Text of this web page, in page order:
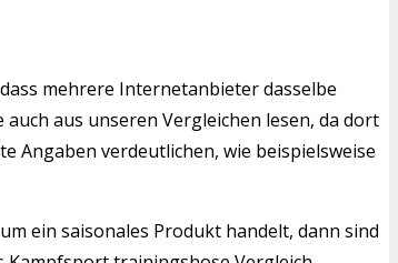
mehrere Internetanbieter dasselbe
auch aus unseren Vergleichen lesen, da dort
Angaben verdeutlichen, wie beispielsweise
ein saisonales Produkt handelt, dann sind